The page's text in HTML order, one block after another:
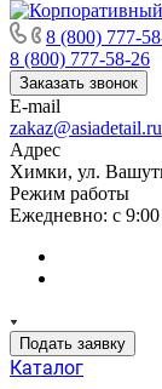
8 (800) 777-
8 (800) 777-58-26
Заказать звонок
E-mail
zakaz@asiadetail.ru
Адрес
Химки, ул.
Режим работы
Ежедневно: с
Подать заявку
Каталог